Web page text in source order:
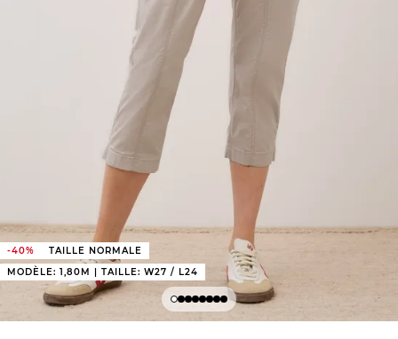
-40%
TAILLE NORMALE
MODÈLE: 1,80M | TAILLE: W27 / L24